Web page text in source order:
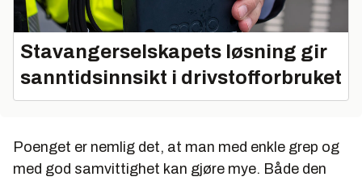
Stavangerselskapets løsning gir
sanntidsinnsikt i drivstofforbruket
Poenget er nemlig det, at man med enkle grep og
med god samvittighet kan gjøre mye. Både den